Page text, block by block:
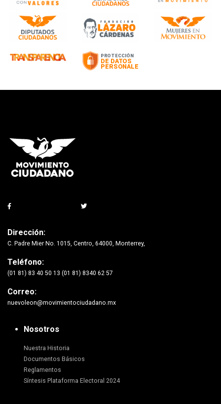
Dirección:
C. Padre Mier No. 1015, Centro, 64000, Monterrey,
Teléfono:
(01 81) 83 40 50 13 (01 81) 8340 62 57
Correo:
nuevoleon@movimientociudadano.mx
Nosotros
Nuestra Historia
Documentos Básicos
Reglamentos
Síntesis Plataforma Electoral 2024